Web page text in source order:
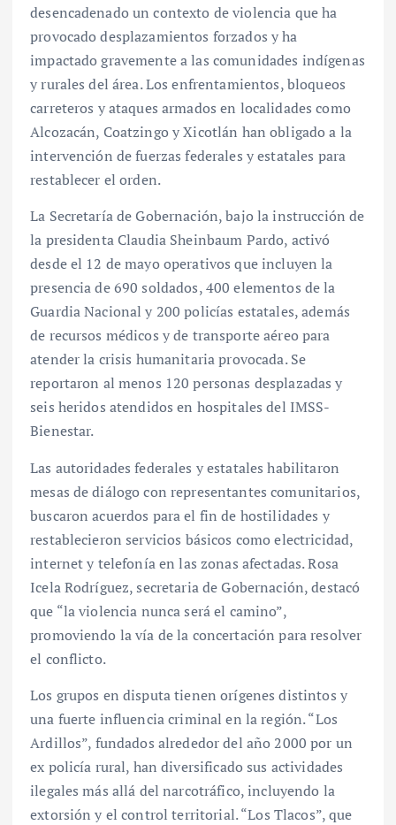
desencadenado un contexto de violencia que ha
provocado desplazamientos forzados y ha
impactado gravemente a las comunidades indígenas
y rurales del área. Los enfrentamientos, bloqueos
carreteros y ataques armados en localidades como
Alcozacán, Coatzingo y Xicotlán han obligado a la
intervención de fuerzas federales y estatales para
restablecer el orden.
La Secretaría de Gobernación, bajo la instrucción de
la presidenta Claudia Sheinbaum Pardo, activó
desde el 12 de mayo operativos que incluyen la
presencia de 690 soldados, 400 elementos de la
Guardia Nacional y 200 policías estatales, además
de recursos médicos y de transporte aéreo para
atender la crisis humanitaria provocada. Se
reportaron al menos 120 personas desplazadas y
seis heridos atendidos en hospitales del IMSS-
Bienestar.
Las autoridades federales y estatales habilitaron
mesas de diálogo con representantes comunitarios,
buscaron acuerdos para el fin de hostilidades y
restablecieron servicios básicos como electricidad,
internet y telefonía en las zonas afectadas. Rosa
Icela Rodríguez, secretaria de Gobernación, destacó
que “la violencia nunca será el camino”,
promoviendo la vía de la concertación para resolver
el conflicto.
Los grupos en disputa tienen orígenes distintos y
una fuerte influencia criminal en la región. “Los
Ardillos”, fundados alrededor del año 2000 por un
ex policía rural, han diversificado sus actividades
ilegales más allá del narcotráfico, incluyendo la
extorsión y el control territorial. “Los Tlacos”, que